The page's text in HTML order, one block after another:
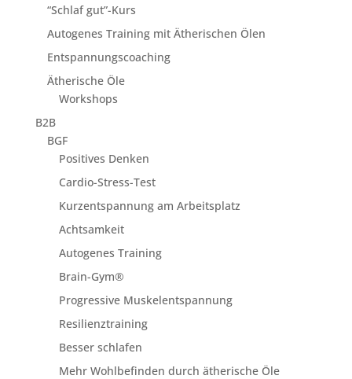
“Schlaf gut”-Kurs
Autogenes Training mit Ätherischen Ölen
Entspannungscoaching
Ätherische Öle
Workshops
B2B
BGF
Positives Denken
Cardio-Stress-Test
Kurzentspannung am Arbeitsplatz
Achtsamkeit
Autogenes Training
Brain-Gym®
Progressive Muskelentspannung
Resilienztraining
Besser schlafen
Mehr Wohlbefinden durch ätherische Öle